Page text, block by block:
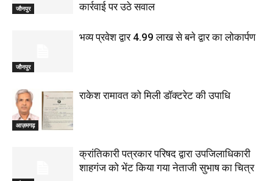
जौनपुर
कार्रवाई पर उठे सवाल
जौनपुर
भव्य प्रवेश द्वार 4.99 लाख से बने द्वार का लोकार्पण
आज़मगढ़
राकेश रामावत को मिली डॉक्टरेट की उपाधि
क्रांतिकारी पत्रकार परिषद द्वारा उपजिलाधिकारी
शाहगंज को भेंट किया गया नेताजी सुभाष का चित्र